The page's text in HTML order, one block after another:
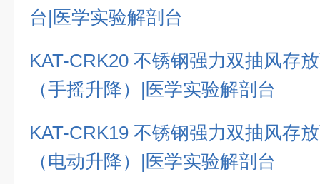
台|医学实验解剖台
KAT-CRK20 不锈钢强力双抽风存
（手摇升降）|医学实验解剖台
KAT-CRK19 不锈钢强力双抽风存
（电动升降）|医学实验解剖台